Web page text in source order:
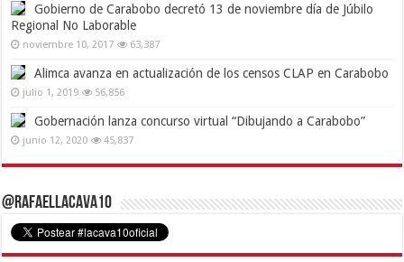
Gobierno de Carabobo decretó 13 de noviembre día de Júbilo
Regional No Laborable
noviembre 10, 2017 63,387
Alimca avanza en actualización de los censos CLAP en Carabobo
julio 1, 2019 56,856
Gobernación lanza concurso virtual “Dibujando a Carabobo”
junio 12, 2020 45,837
@RafaelLacava10